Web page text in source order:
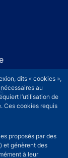
dits « cookies »,
au
l’utilisation de
Ces cookies requis
proposés par des
et génèrent des
à leur